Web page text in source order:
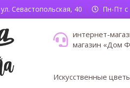
ул. Севастопольская, 40 Пн-Пт с
интернет-
магазин «Дом
Искусственные